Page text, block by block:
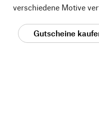
verschiedene Motive
Gutscheine